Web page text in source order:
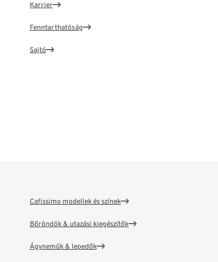
Karrier
Fenntarthatóság
Sajtó
Cafissimo modellek és színek
Bőröndök & utazási kiegészítők
Ágyneműk & lepedők